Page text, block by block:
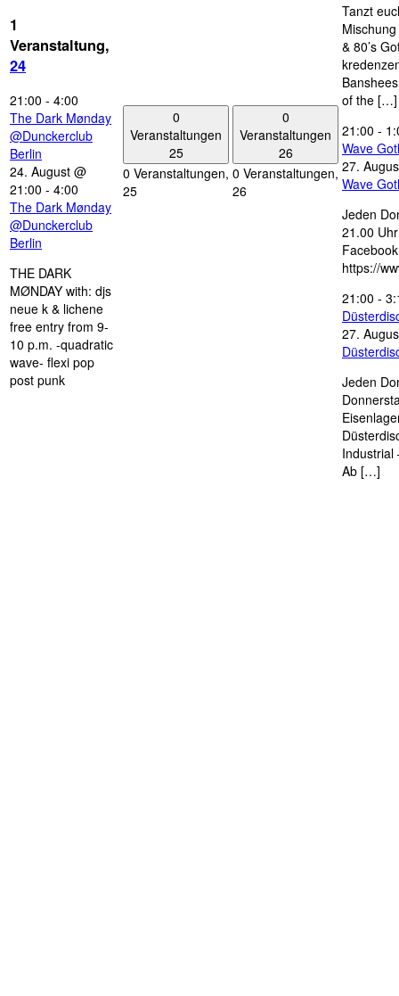
1
Veranstaltung,
24
21:00 - 4:00
The Dark Mønday
@Dunckerclub
Berlin
24. August @
21:00 - 4:00
The Dark Mønday
@Dunckerclub
Berlin
THE DARK
MØNDAY with: djs
neue k & lichene
free entry from 9-
10 p.m. -quadratic
wave- flexi pop
post punk
0
Veranstaltungen
25
0 Veranstaltungen,
25
0
Veranstaltungen
26
0 Veranstaltungen,
26
Tanzt
& 80’s
of the […]
21:00 -
Wave
27.
Wave
Jeden
21.00
https://
21:00 -
27.
Jeden
Industrial
Ab […]